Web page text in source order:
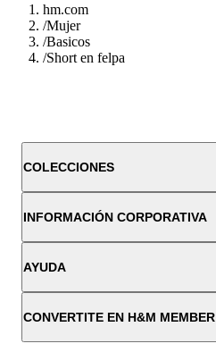
hm.com
/Mujer
/Basicos
/Short en felpa
COLECCIONES
INFORMACIÓN CORPORATIVA
AYUDA
CONVERTITE EN H&M MEMBER